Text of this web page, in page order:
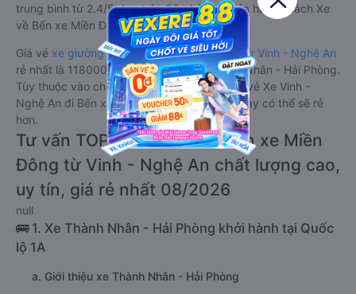
trung bình từ 2.4/5 dựa trên 33 phản hồi của hành khách Xe
về Bến xe Miền Đông từ Vinh - Nghệ An.
Giá vé xe giường nằm đi Bến xe Miền Đông từ Vinh - Nghệ An
rẻ nhất là 1180000VND của hãng xe Thành Nhân - Hải Phòng.
Tùy thuộc vào chương trình khuyến mãi, giá vé Xe Vinh -
Nghệ An đi Bến xe Miền Đông giường nằm này có thể sẽ rẻ
hơn.
Tư vấn TOP 1 xe khách đi Bến xe Miền
Đông từ Vinh - Nghệ An chất lượng cao,
uy tín, giá rẻ nhất 08/2026
null
🚌 1. Xe Thành Nhân - Hải Phòng khởi hành tại Quốc
lộ 1A
a. Giới thiệu xe Thành Nhân - Hải Phòng